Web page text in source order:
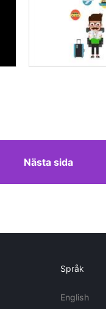
Nästa sida
Språk
English